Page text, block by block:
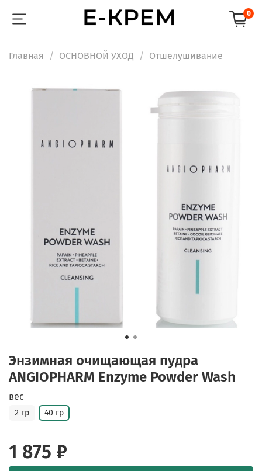
0
Главная ОСНОВНОЙ УХОД Отшелушивание
Энзимная очищающая пудра
ANGIOPHARM Enzyme Powder Wash
вес
2 гр 40 гр
1 875 ₽